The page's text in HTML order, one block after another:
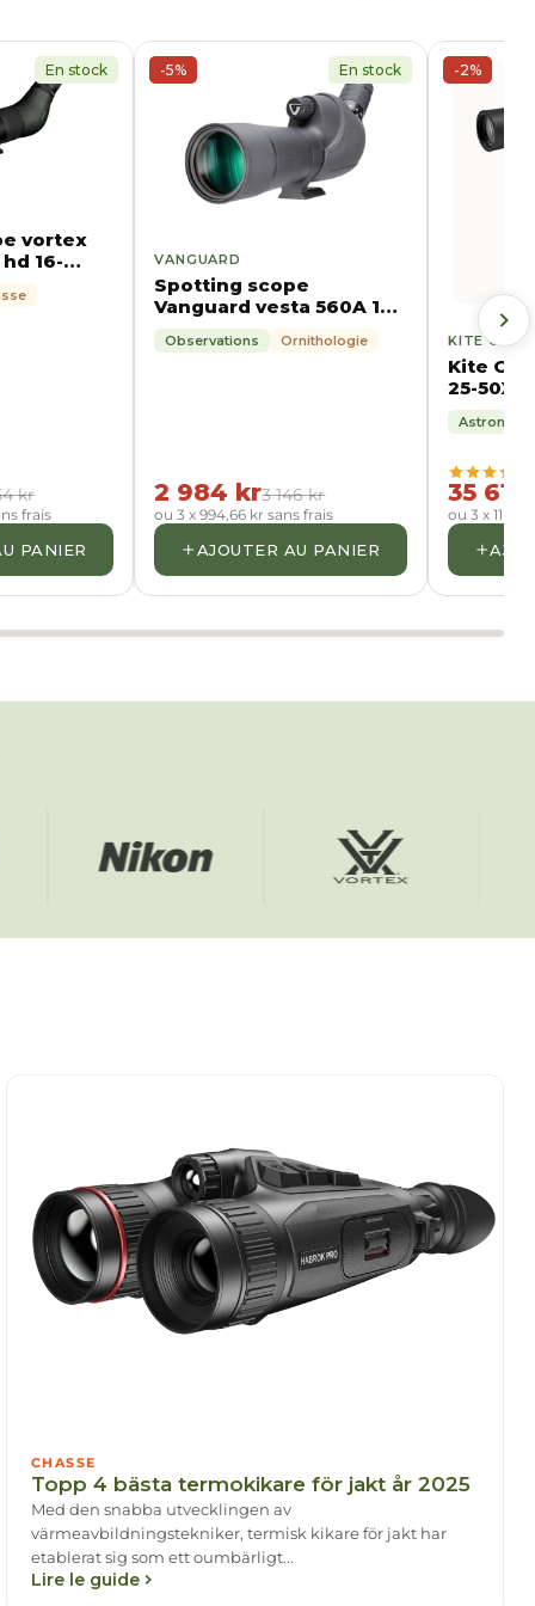
En stock
vortex
16-
kr
frais
PANIER
-5% En stock
VANGUARD
Spotting scope
Vanguard vesta 560A 15-
45X60
Observations Ornithologie
2 984 kr3 146 kr
ou 3 x 994,66 kr sans frais
+AJOUTER AU PANIER
-2%
KITE
Kite
25-
Ardea
35
ou 3 x 11
+
Nikon
CHASSE
Topp 4 bästa termokikare för jakt år 2025
Med den snabba utvecklingen av
värmeavbildningstekniker, termisk kikare för jakt har
etablerat sig som ett oumbärligt...
Lire le guide